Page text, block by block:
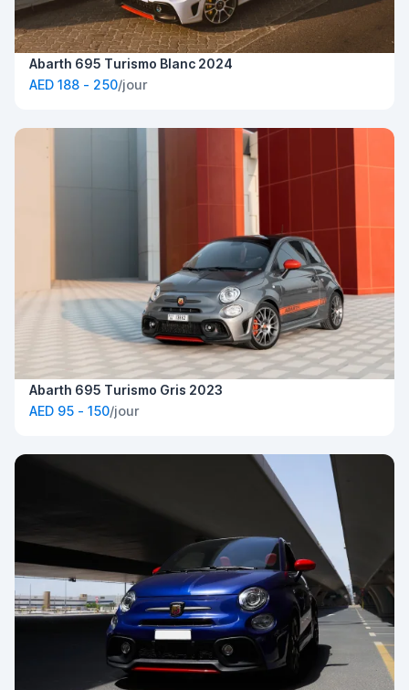
Abarth 695 Turismo Blanc 2024
AED 188 - 250/jour
Abarth 695 Turismo Gris 2023
AED 95 - 150/jour